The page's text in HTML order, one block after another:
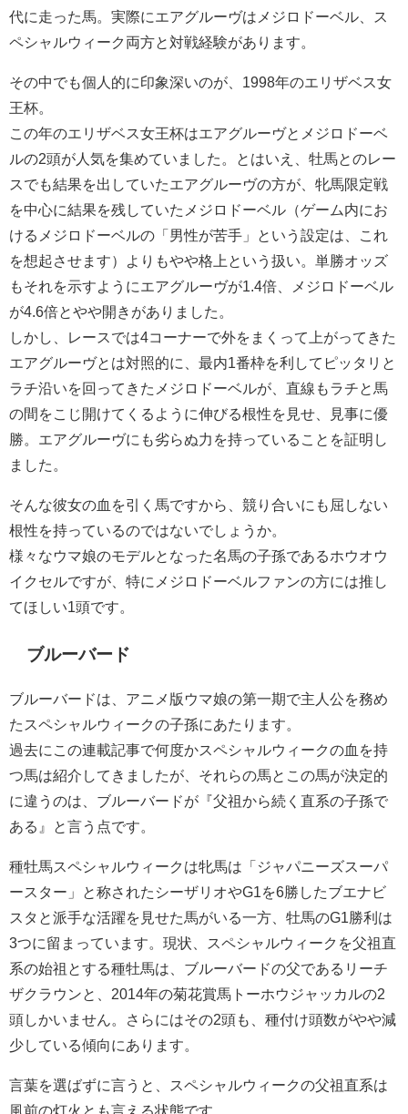
代に走った馬。実際にエアグルーヴはメジロドーベル、ス
ペシャルウィーク両方と対戦経験があります。
その中でも個人的に印象深いのが、1998年のエリザベス女
王杯。
この年のエリザベス女王杯はエアグルーヴとメジロドーベ
ルの2頭が人気を集めていました。とはいえ、牡馬とのレー
スでも結果を出していたエアグルーヴの方が、牝馬限定戦
を中心に結果を残していたメジロドーベル（ゲーム内にお
けるメジロドーベルの「男性が苦手」という設定は、これ
を想起させます）よりもやや格上という扱い。単勝オッズ
もそれを示すようにエアグルーヴが1.4倍、メジロドーベル
が4.6倍とやや開きがありました。
しかし、レースでは4コーナーで外をまくって上がってきた
エアグルーヴとは対照的に、最内1番枠を利してピッタリと
ラチ沿いを回ってきたメジロドーベルが、直線もラチと馬
の間をこじ開けてくるように伸びる根性を見せ、見事に優
勝。エアグルーヴにも劣らぬ力を持っていることを証明し
ました。
そんな彼女の血を引く馬ですから、競り合いにも屈しない
根性を持っているのではないでしょうか。
様々なウマ娘のモデルとなった名馬の子孫であるホウオウ
イクセルですが、特にメジロドーベルファンの方には推し
てほしい1頭です。
ブルーバード
ブルーバードは、アニメ版ウマ娘の第一期で主人公を務め
たスペシャルウィークの子孫にあたります。
過去にこの連載記事で何度かスペシャルウィークの血を持
つ馬は紹介してきましたが、それらの馬とこの馬が決定的
に違うのは、ブルーバードが『父祖から続く直系の子孫で
ある』と言う点です。
種牡馬スペシャルウィークは牝馬は「ジャパニーズスーパ
ースター」と称されたシーザリオやG1を6勝したブエナビ
スタと派手な活躍を見せた馬がいる一方、牡馬のG1勝利は
3つに留まっています。現状、スペシャルウィークを父祖直
系の始祖とする種牡馬は、ブルーバードの父であるリーチ
ザクラウンと、2014年の菊花賞馬トーホウジャッカルの2
頭しかいません。さらにはその2頭も、種付け頭数がやや減
少している傾向にあります。
言葉を選ばずに言うと、スペシャルウィークの父祖直系は
風前の灯火とも言える状態です。